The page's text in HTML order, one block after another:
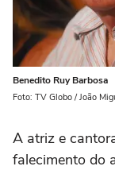
Benedito Ruy Barbosa
Foto: TV Globo / João
A atriz e
falecimento do